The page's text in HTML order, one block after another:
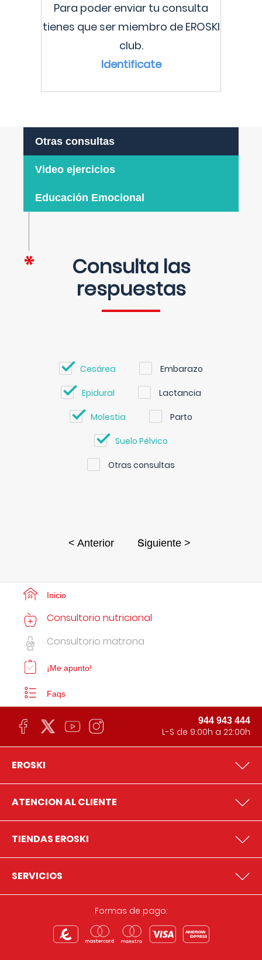
Para poder enviar tu consulta
tienes que ser miembro de EROSKI
club.
Identificate
Otras consultas
Video ejercicios
Educación Emocional
Consulta las
respuestas
Cesárea Embarazo
Epidural Lactancia
Molestia Parto
Suelo Pélvico
Otras consultas
< Anterior 6
Siguiente >
Inicio
Consultorio nutricional
Consultorio matrona
¡Me apunto!
Faqs
944 943 444
L-S de 9:00h a 22:00h
EROSKI
ATENCION AL CLIENTE
TIENDAS EROSKI
SERVICIOS
Formas de pago: